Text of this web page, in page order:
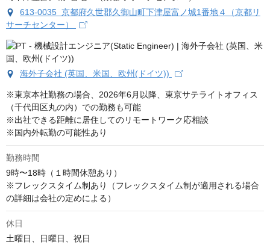
613-0035 京都府久世郡久御山町下津屋富ノ城1番地４（京都リ
サーチセンター）
海外子会社 (英国、米国、欧州(ドイツ))
※東京本社勤務の場合、2026年6月以降、東京サテライトオフィス
（千代田区丸の内）での勤務も可能
※出社できる距離に居住してのリモートワーク応相談
※国内外転勤の可能性あり
勤務時間
9時〜18時（１時間休憩あり）
※フレックスタイム制あり（フレックスタイム制が適用される場合
の詳細は会社の定めによる）
休日
土曜日、日曜日、祝日